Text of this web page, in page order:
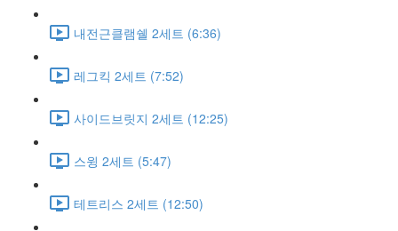
내전근클램쉘 2세트 (6:36)
레그킥 2세트 (7:52)
사이드브릿지 2세트 (12:25)
스윙 2세트 (5:47)
테트리스 2세트 (12:50)